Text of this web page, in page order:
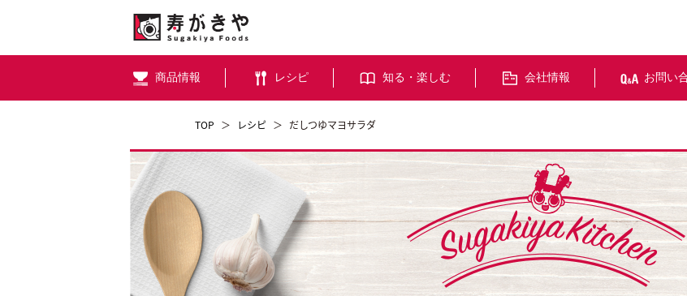
商品情報 レシピ 知る・楽しむ 会社情報 お問い
TOP ＞ レシピ ＞ だしつゆマヨサラダ